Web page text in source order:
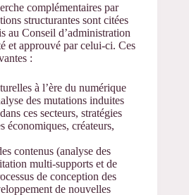
complémentaires par
structurantes sont citées
au Conseil d’administration
et approuvé par celui-ci. Ces
:
à l’ère du numérique
des mutations induites
ces secteurs, stratégies
économiques, créateurs,
contenus (analyse des
multi-supports et de
de conception des
de nouvelles